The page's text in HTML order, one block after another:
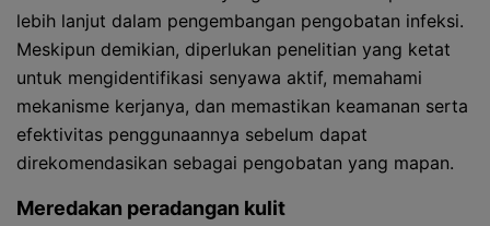
lebih lanjut dalam pengembangan pengobatan infeksi.
Meskipun demikian, diperlukan penelitian yang ketat
untuk mengidentifikasi senyawa aktif, memahami
mekanisme kerjanya, dan memastikan keamanan serta
efektivitas penggunaannya sebelum dapat
direkomendasikan sebagai pengobatan yang mapan.
Meredakan peradangan kulit